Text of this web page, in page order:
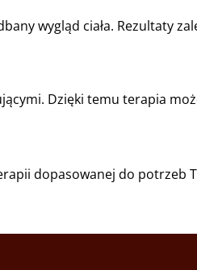
wygląd ciała. Rezultaty
Dzięki temu terapia
dopasowanej do potrzeb